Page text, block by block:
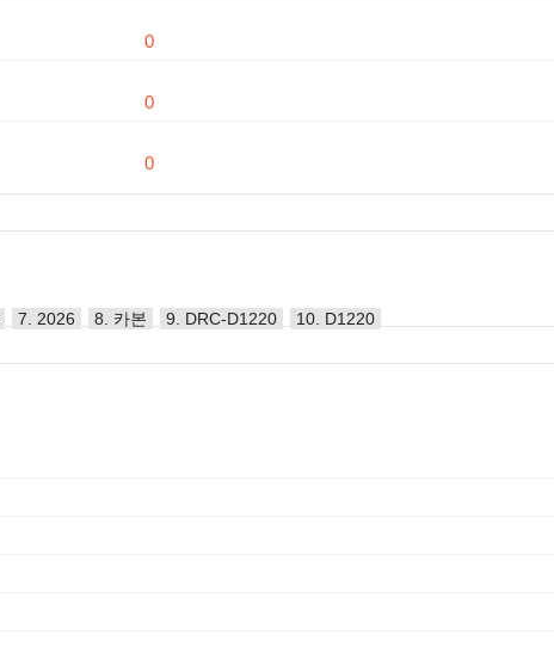
0
0
0
7. 2026 8. 카본 9. DRC-D1220 10. D1220